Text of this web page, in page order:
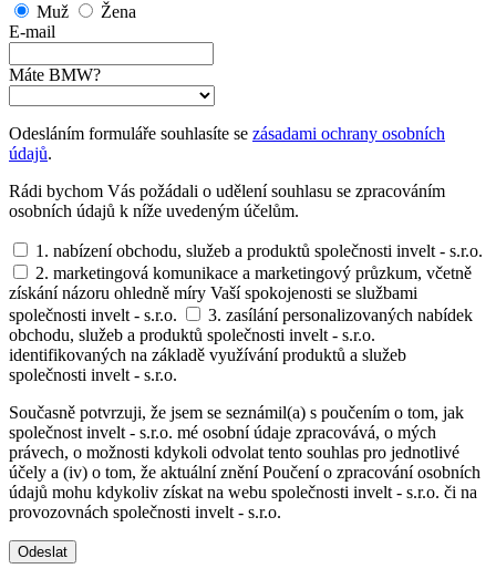
Muž
Žena
E-mail
Máte BMW?
Odesláním formuláře souhlasíte se zásadami ochrany osobních
údajů.
Rádi bychom Vás požádali o udělení souhlasu se zpracováním
osobních údajů k níže uvedeným účelům.
1. nabízení obchodu, služeb a produktů společnosti invelt - s.r.o.
2. marketingová komunikace a marketingový průzkum, včetně
získání názoru ohledně míry Vaší spokojenosti se službami
společnosti invelt - s.r.o.
3. zasílání personalizovaných nabídek
obchodu, služeb a produktů společnosti invelt - s.r.o.
identifikovaných na základě využívání produktů a služeb
společnosti invelt - s.r.o.
Současně potvrzuji, že jsem se seznámil(a) s poučením o tom, jak
společnost invelt - s.r.o. mé osobní údaje zpracovává, o mých
právech, o možnosti kdykoli odvolat tento souhlas pro jednotlivé
účely a (iv) o tom, že aktuální znění Poučení o zpracování osobních
údajů mohu kdykoliv získat na webu společnosti invelt - s.r.o. či na
provozovnách společnosti invelt - s.r.o.
Odeslat